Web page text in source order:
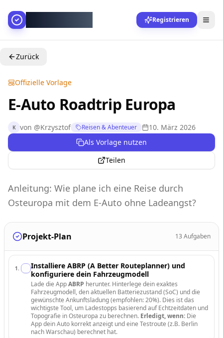
Registrieren
Zurück
Offizielle Vorlage
E-Auto Roadtrip Europa
K von @Krzysztof Reisen & Abenteuer
10. März 2026
Als Vorlage nutzen
Teilen
Anleitung: Wie plane ich eine Reise durch
Osteuropa mit dem E-Auto ohne Ladeangst?
Projekt-Plan 13 Aufgaben
1 .
Installiere ABRP (A Better Routeplanner) und
konfiguriere dein Fahrzeugmodell
Lade die AppABRP herunter. Hinterlege dein exaktes
Fahrzeugmodell, den aktuellen Batteriezustand (SoC) und die
gewünschte Ankunftsladung (empfohlen: 20%). Dies ist das
wichtigste Tool, um Ladestopps basierend auf Echtzeitdaten und
Topografie in Osteuropa zu berechnen. Erledigt, wenn: Die
App dein Auto korrekt anzeigt und eine Testroute (z.B. Berlin
nach Warschau) berechnet hat.